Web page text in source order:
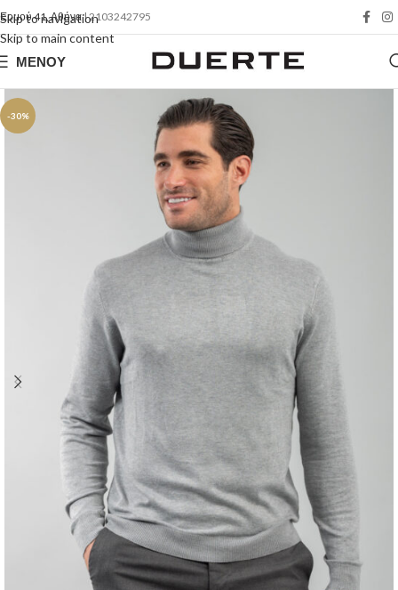
Skip to navigation
Skip to main content
Ερμού 41, Αθήνα| 2103242795
ΜΕΝΟΎ
-30%